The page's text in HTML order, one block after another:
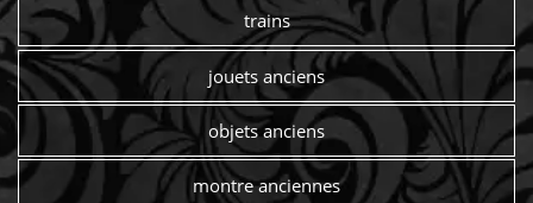
trains
jouets anciens
objets anciens
montre anciennes